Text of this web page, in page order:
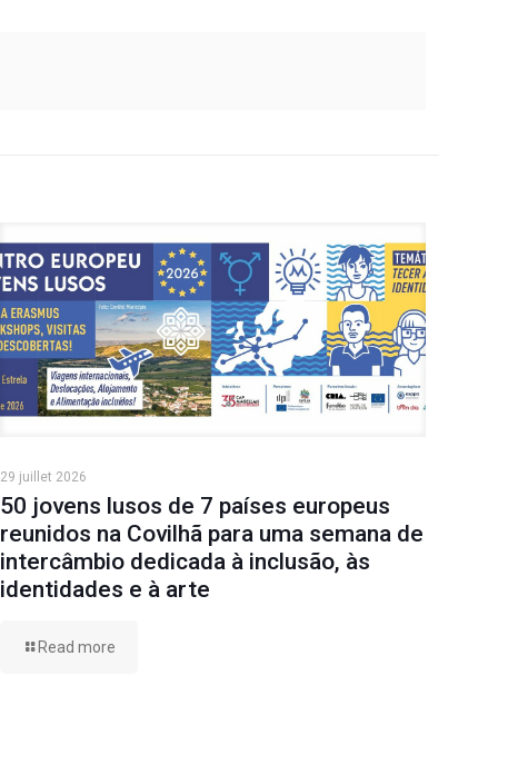
29 juillet 2026
50 jovens lusos de 7 países europeus
reunidos na Covilhã para uma semana de
intercâmbio dedicada à inclusão, às
identidades e à arte
Read more